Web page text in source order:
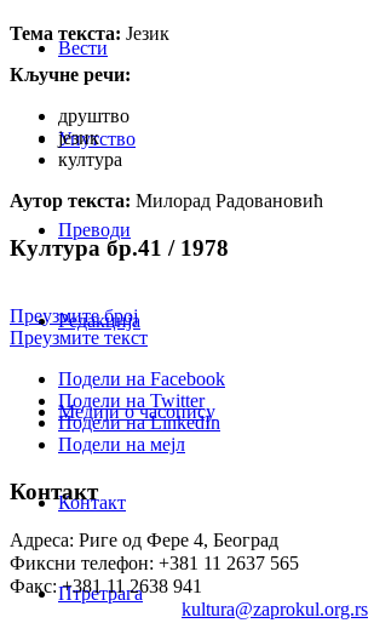
Вести
Упутство
Преводи
Редакција
Медији о часопису
Контакт
Птретрага
Тема текста: Језик
Кључне речи:
друштво
језик
култура
Аутор текста: Милорад Радовановић
Култура бр.41 / 1978
Преузмите број
Преузмите текст
Подели на Facebook
Подели на Twitter
Подели на LinkedIn
Подели на мејл
Контакт
Адреса: Риге од Фере 4, Београд
Фиксни телефон: +381 11 2637 565
Факс: +381 11 2638 941
Електронска пошта:
kultura@zaprokul.org.rs